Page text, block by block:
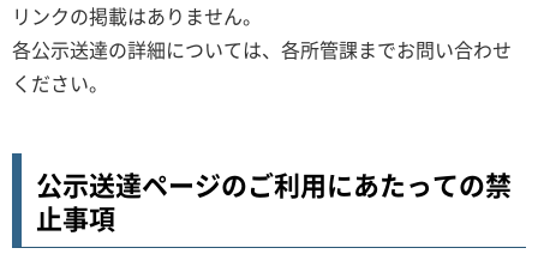
リンクの掲載はありません。
各公示送達の詳細については、各所管課までお問い合わせ
ください。
公示送達ページのご利用にあたっての禁
止事項